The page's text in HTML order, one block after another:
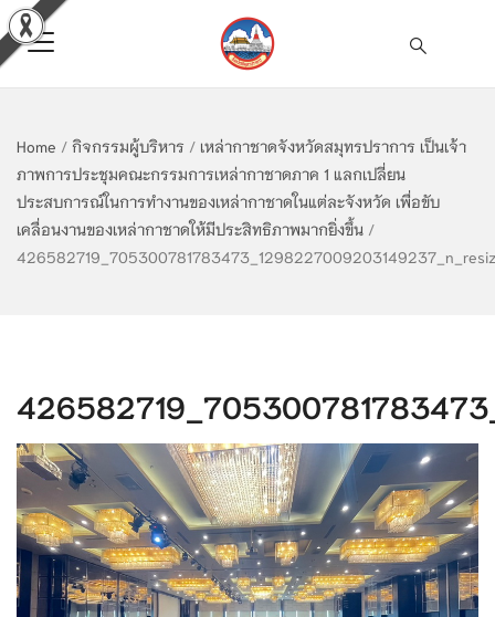
Home / กิจกรรมผู้บริหาร / เหล่ากาชาดจังหวัดสมุทรปราการ เป็นเจ้า
ภาพการประชุมคณะกรรมการเหล่ากาชาดภาค 1 แลกเปลี่ยน
ประสบการณ์ในการทำงานของเหล่ากาชาดในแต่ละจังหวัด เพื่อขับ
เคลื่อนงานของเหล่ากาชาดให้มีประสิทธิภาพมากยิ่งขึ้น /